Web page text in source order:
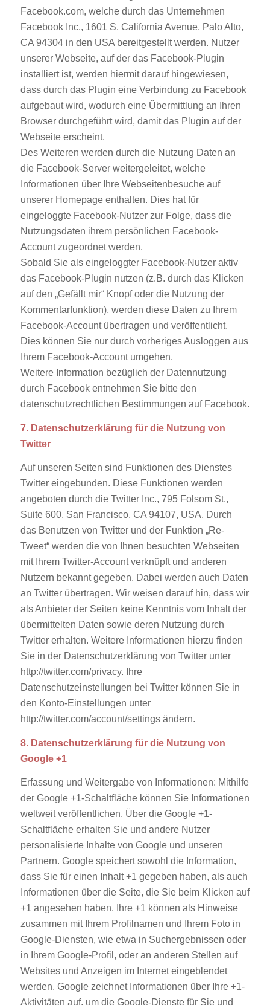
Facebook.com, welche durch das Unternehmen
Facebook Inc., 1601 S. California Avenue, Palo Alto,
CA 94304 in den USA bereitgestellt werden. Nutzer
unserer Webseite, auf der das Facebook-Plugin
installiert ist, werden hiermit darauf hingewiesen,
dass durch das Plugin eine Verbindung zu Facebook
aufgebaut wird, wodurch eine Übermittlung an Ihren
Browser durchgeführt wird, damit das Plugin auf der
Webseite erscheint.
Des Weiteren werden durch die Nutzung Daten an
die Facebook-Server weitergeleitet, welche
Informationen über Ihre Webseitenbesuche auf
unserer Homepage enthalten. Dies hat für
eingeloggte Facebook-Nutzer zur Folge, dass die
Nutzungsdaten ihrem persönlichen Facebook-
Account zugeordnet werden.
Sobald Sie als eingeloggter Facebook-Nutzer aktiv
das Facebook-Plugin nutzen (z.B. durch das Klicken
auf den „Gefällt mir“ Knopf oder die Nutzung der
Kommentarfunktion), werden diese Daten zu Ihrem
Facebook-Account übertragen und veröffentlicht.
Dies können Sie nur durch vorheriges Ausloggen aus
Ihrem Facebook-Account umgehen.
Weitere Information bezüglich der Datennutzung
durch Facebook entnehmen Sie bitte den
datenschutzrechtlichen Bestimmungen auf Facebook.
7. Datenschutzerklärung für die Nutzung von
Twitter
Auf unseren Seiten sind Funktionen des Dienstes
Twitter eingebunden. Diese Funktionen werden
angeboten durch die Twitter Inc., 795 Folsom St.,
Suite 600, San Francisco, CA 94107, USA. Durch
das Benutzen von Twitter und der Funktion „Re-
Tweet“ werden die von Ihnen besuchten Webseiten
mit Ihrem Twitter-Account verknüpft und anderen
Nutzern bekannt gegeben. Dabei werden auch Daten
an Twitter übertragen. Wir weisen darauf hin, dass wir
als Anbieter der Seiten keine Kenntnis vom Inhalt der
übermittelten Daten sowie deren Nutzung durch
Twitter erhalten. Weitere Informationen hierzu finden
Sie in der Datenschutzerklärung von Twitter unter
http://twitter.com/privacy. Ihre
Datenschutzeinstellungen bei Twitter können Sie in
den Konto-Einstellungen unter
http://twitter.com/account/settings ändern.
8. Datenschutzerklärung für die Nutzung von
Google +1
Erfassung und Weitergabe von Informationen: Mithilfe
der Google +1-Schaltfläche können Sie Informationen
weltweit veröffentlichen. Über die Google +1-
Schaltfläche erhalten Sie und andere Nutzer
personalisierte Inhalte von Google und unseren
Partnern. Google speichert sowohl die Information,
dass Sie für einen Inhalt +1 gegeben haben, als auch
Informationen über die Seite, die Sie beim Klicken auf
+1 angesehen haben. Ihre +1 können als Hinweise
zusammen mit Ihrem Profilnamen und Ihrem Foto in
Google-Diensten, wie etwa in Suchergebnissen oder
in Ihrem Google-Profil, oder an anderen Stellen auf
Websites und Anzeigen im Internet eingeblendet
werden. Google zeichnet Informationen über Ihre +1-
Aktivitäten auf, um die Google-Dienste für Sie und